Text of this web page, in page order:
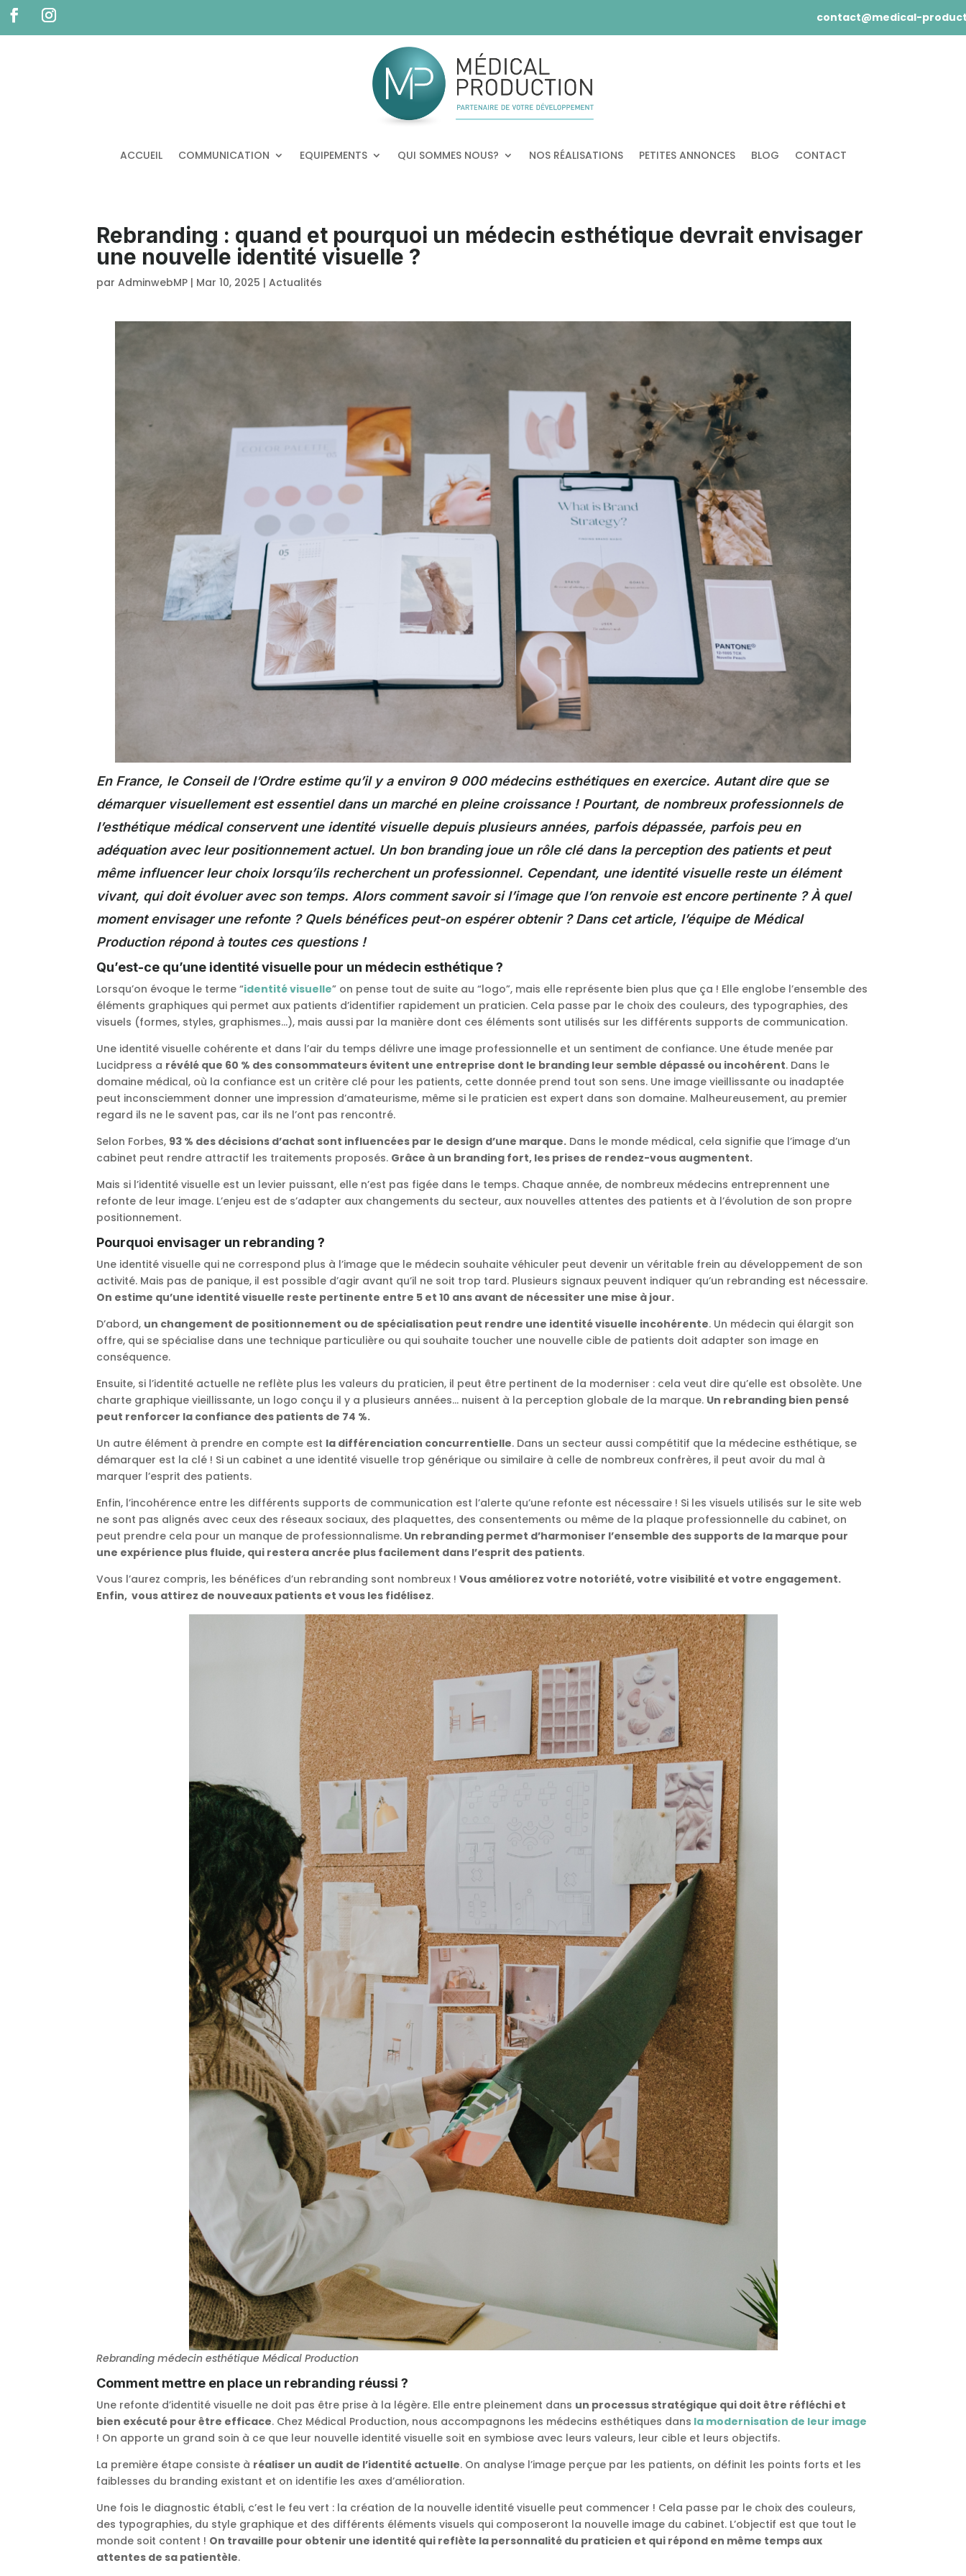
contact@medical-
ACCUEIL COMMUNICATION EQUIPEMENTS QUI SOMMES NOUS? NOS RÉALISATIONS PETITES ANNONCES BLOG CONTACT
Rebranding : quand et pourquoi un médecin esthétique devrait envisager
une nouvelle identité visuelle ?
parAdminwebMP | Mar 10, 2025 |Actualités
En France, le Conseil de l’Ordre estime qu’il y a environ 9 000 médecins esthétiques en exercice. Autant dire que se
démarquer visuellement est essentiel dans un marché en pleine croissance ! Pourtant, de nombreux professionnels de
l’esthétique médical conservent une identité visuelle depuis plusieurs années, parfois dépassée, parfois peu en
adéquation avec leur positionnement actuel. Un bon branding joue un rôle clé dans la perception des patients et peut
même influencer leur choix lorsqu’ils recherchent un professionnel. Cependant, une identité visuelle reste un élément
vivant, qui doit évoluer avec son temps. Alors comment savoir si l’image que l’on renvoie est encore pertinente ? À quel
moment envisager une refonte ? Quels bénéfices peut-on espérer obtenir ? Dans cet article, l’équipe de Médical
Production répond à toutes ces questions !
Qu’est-ce qu’une identité visuelle pour un médecin esthétique ?
Lorsqu’on évoque le terme “identité visuelle” on pense tout de suite au “logo”, mais elle représente bien plus que ça ! Elle englobe l’ensemble des
éléments graphiques qui permet aux patients d’identifier rapidement un praticien. Cela passe par le choix des couleurs, des typographies, des
visuels (formes, styles, graphismes…), mais aussi par la manière dont ces éléments sont utilisés sur les différents supports de communication.
Une identité visuelle cohérente et dans l’air du temps délivre une image professionnelle et un sentiment de confiance. Une étude menée par
Lucidpress a révélé que 60 % des consommateurs évitent une entreprise dont le branding leur semble dépassé ou incohérent. Dans le
domaine médical, où la confiance est un critère clé pour les patients, cette donnée prend tout son sens. Une image vieillissante ou inadaptée
peut inconsciemment donner une impression d’amateurisme, même si le praticien est expert dans son domaine. Malheureusement, au premier
regard ils ne le savent pas, car ils ne l’ont pas rencontré.
Selon Forbes, 93 % des décisions d’achat sont influencées par le design d’une marque. Dans le monde médical, cela signifie que l’image d’un
cabinet peut rendre attractif les traitements proposés. Grâce à un branding fort, les prises de rendez-vous augmentent.
Mais si l’identité visuelle est un levier puissant, elle n’est pas figée dans le temps. Chaque année, de nombreux médecins entreprennent une
refonte de leur image. L’enjeu est de s’adapter aux changements du secteur, aux nouvelles attentes des patients et à l’évolution de son propre
positionnement.
Pourquoi envisager un rebranding ?
Une identité visuelle qui ne correspond plus à l’image que le médecin souhaite véhiculer peut devenir un véritable frein au développement de son
activité. Mais pas de panique, il est possible d’agir avant qu’il ne soit trop tard. Plusieurs signaux peuvent indiquer qu’un rebranding est nécessaire.
On estime qu’une identité visuelle reste pertinente entre 5 et 10 ans avant de nécessiter une mise à jour.
D’abord, un changement de positionnement ou de spécialisation peut rendre une identité visuelle incohérente. Un médecin qui élargit son
offre, qui se spécialise dans une technique particulière ou qui souhaite toucher une nouvelle cible de patients doit adapter son image en
conséquence.
Ensuite, si l’identité actuelle ne reflète plus les valeurs du praticien, il peut être pertinent de la moderniser : cela veut dire qu’elle est obsolète. Une
charte graphique vieillissante, un logo conçu il y a plusieurs années… nuisent à la perception globale de la marque. Un rebranding bien pensé
peut renforcer la confiance des patients de 74 %.
Un autre élément à prendre en compte est la différenciation concurrentielle. Dans un secteur aussi compétitif que la médecine esthétique, se
démarquer est la clé ! Si un cabinet a une identité visuelle trop générique ou similaire à celle de nombreux confrères, il peut avoir du mal à
marquer l’esprit des patients.
Enfin, l’incohérence entre les différents supports de communication est l’alerte qu’une refonte est nécessaire ! Si les visuels utilisés sur le site web
ne sont pas alignés avec ceux des réseaux sociaux, des plaquettes, des consentements ou même de la plaque professionnelle du cabinet, on
peut prendre cela pour un manque de professionnalisme. Un rebranding permet d’harmoniser l’ensemble des supports de la marque pour
une expérience plus fluide, qui restera ancrée plus facilement dans l’esprit des patients.
Vous l’aurez compris, les bénéfices d’un rebranding sont nombreux !Vous améliorez votre notoriété, votre visibilité et votre engagement.
Enfin, vous attirez de nouveaux patients et vous les fidélisez.
Rebranding médecin esthétique Médical Production
Comment mettre en place un rebranding réussi ?
Une refonte d’identité visuelle ne doit pas être prise à la légère. Elle entre pleinement dans un processus stratégique qui doit être réfléchi et
bien exécuté pour être efficace. Chez Médical Production, nous accompagnons les médecins esthétiques dans la modernisation de leur image
! On apporte un grand soin à ce que leur nouvelle identité visuelle soit en symbiose avec leurs valeurs, leur cible et leurs objectifs.
La première étape consiste à réaliser un audit de l’identité actuelle. On analyse l’image perçue par les patients, on définit les points forts et les
faiblesses du branding existant et on identifie les axes d’amélioration.
Une fois le diagnostic établi, c’est le feu vert : la création de la nouvelle identité visuelle peut commencer ! Cela passe par le choix des couleurs,
des typographies, du style graphique et des différents éléments visuels qui composeront la nouvelle image du cabinet. L’objectif est que tout le
monde soit content ! On travaille pour obtenir une identité qui reflète la personnalité du praticien et qui répond en même temps aux
attentes de sa patientèle.